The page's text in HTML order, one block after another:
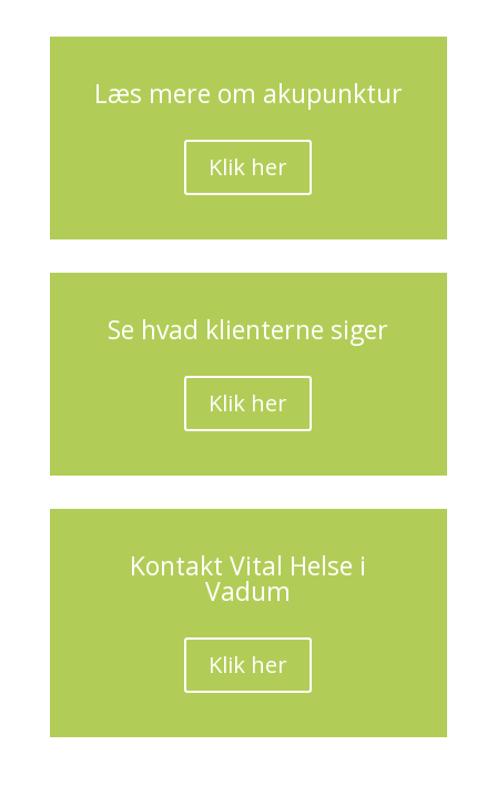
Læs mere om akupunktur
Klik her
Se hvad klienterne siger
Klik her
Kontakt Vital Helse i
Vadum
Klik her